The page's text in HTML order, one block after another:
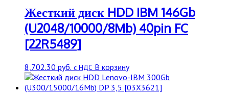
Жесткий диск HDD IBM 146Gb
(U2048/10000/8Mb) 40pin FC
[22R5489]
8,702.30 руб. с НДС В корзину